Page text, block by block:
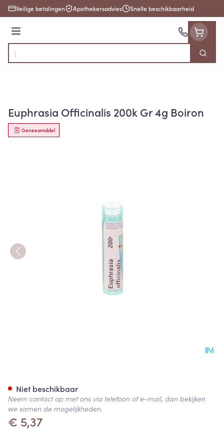
Ga naar de inhoud
Veilige betalingen Apothekersadvies Snelle beschikbaarheid
Menu
Product, merk, categorie...
Zoek
Euphrasia Officinalis 200k Gr 4g Boiron
Geneesmiddel
€ 5,37
Niet beschikbaar
Neem contact op met ons via telefoon of e-mail, dan bekijken
we samen de mogelijkheden.